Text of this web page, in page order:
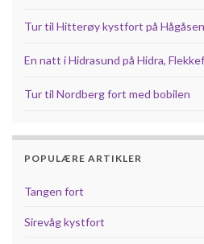
Tur til Hitterøy kystfort på
En natt i Hidrasund på Hidra,
Tur til Nordberg fort med bobilen
POPULÆRE ARTIKLER
Tangen fort
Sirevåg kystfort